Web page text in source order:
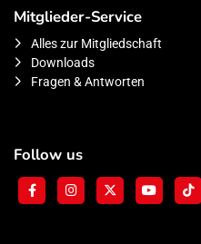
Mitglieder-Service
Alles zur Mitgliedschaft
Downloads
Fragen & Antworten
Follow us